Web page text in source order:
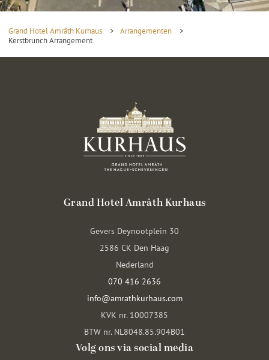
Grand Hotel Amrâth Kurhaus > Arrangementen
>
Kerstbrunch Arrangement
Grand Hotel Amrâth Kurhaus
Gevers Deynootplein 30
2586 CK Den Haag
Nederland
070 416 2636
info@amrathkurhaus.com
KVK nr. 10007385
BTW nr. NL8048.85.904B01
Volg ons via social media